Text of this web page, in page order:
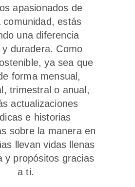
apasionados de
comunidad, estás
una diferencia
y duradera. Como
ya sea que
forma mensual,
trimestral o anual,
actualizaciones
e historias
sobre la manera en
llevan vidas llenas
y propósitos gracias
a ti.